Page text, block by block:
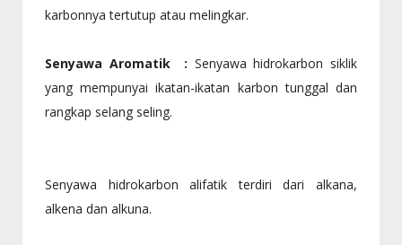
karbonnya tertutup atau melingkar.
Senyawa Aromatik : Senyawa hidrokarbon siklik
yang mempunyai ikatan-ikatan karbon tunggal dan
rangkap selang seling.
Senyawa hidrokarbon alifatik terdiri dari alkana,
alkena dan alkuna.